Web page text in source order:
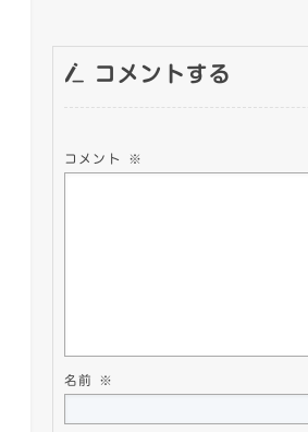
コメントする
コメント ※
名前 ※